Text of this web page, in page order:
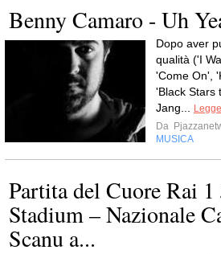
Benny Camaro - Uh
Dopo aver
qualità ('I
'Come On',
'Black Stars
Jang...
Da
MUSICA
Partita del Cuore Rai 1
Stadium – Nazionale
Scanu a...